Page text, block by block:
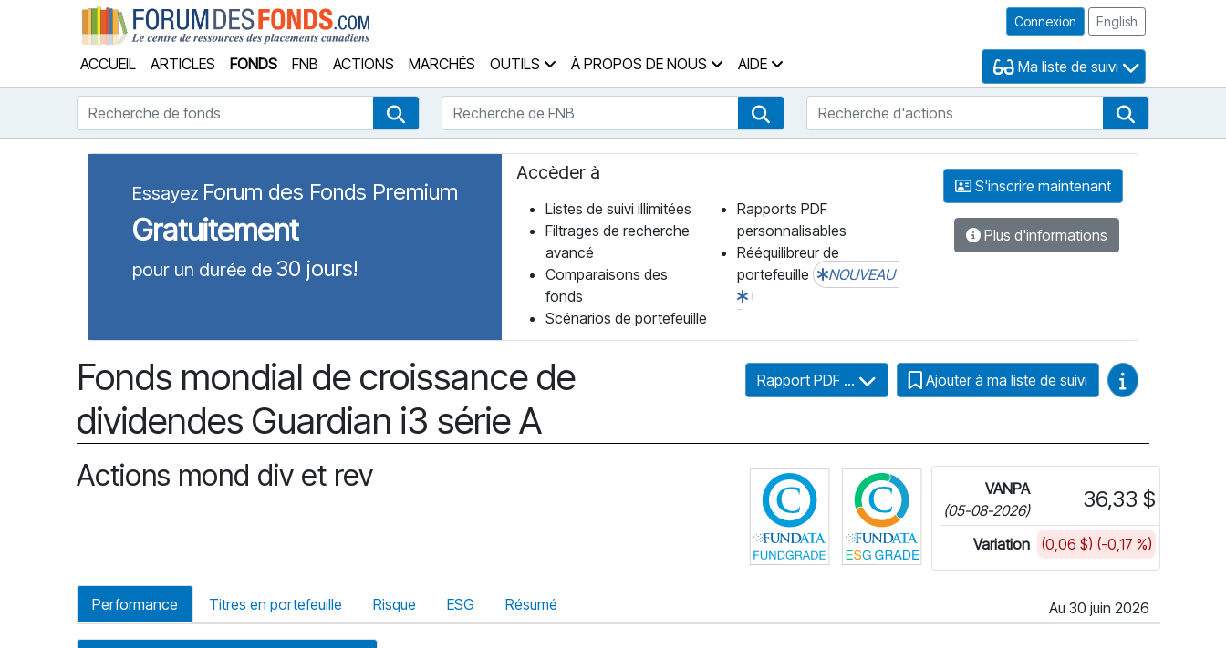
Connexion English
ACCUEIL ARTICLES FONDS FNB ACTIONS MARCHÉS OUTILS À PROPOS DE NOUS AIDE Ma liste de suivi
Recherche de fonds Recherche de fonds
Recherche de FNB Recherche de FNB
Recherche d'actions
Essayez Forum des Fonds Premium
Gratuitement
pour un durée de 30 jours!
Accèder à
Listes de suivi illimitées
Filtrages de recherche
avancé
Comparaisons des
fonds
Scénarios de portefeuille
Rapports PDF
personnalisables
Rééquilibreur de
portefeuille
NOUVEAU
S'inscrire maintenant
Plus d'informations
Fonds mondial de croissance de
dividendes Guardian i3 série A
Rapport PDF ... Ajouter à ma liste de suivi Guides vidéo
Actions mond div et rev Cliquez pour plus d'informations sur FundGrade de Fundata
Cliquez pour plus d'informations sur la cote
VANPA
(05-08-2026)
36,33 $
Variation (0,06 $) (-0,17 %)
Performance Titres en portefeuille Risque ESG Résumé Au 30 juin 2026